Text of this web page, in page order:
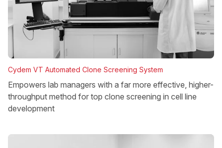
Cydem VT Automated Clone Screening System
Empowers lab managers with a far more effective, higher-
throughput method for top clone screening in cell line
development